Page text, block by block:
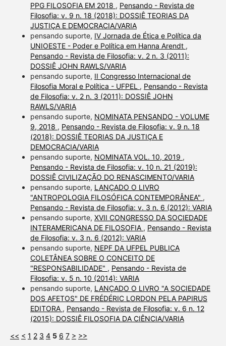
PPG FILOSOFIA EM 2018 , Pensando - Revista de
Filosofia: v. 9 n. 18 (2018): DOSSIÊ TEORIAS DA
JUSTIÇA E DEMOCRACIA/VARIA
pensando suporte, IV Jornada de Ética e Política da
UNIOESTE - Poder e Política em Hanna Arendt ,
Pensando - Revista de Filosofia: v. 2 n. 3 (2011):
DOSSIÊ JOHN RAWLS/VARIA
pensando suporte, II Congresso Internacional de
Filosofia Moral e Política - UFPEL , Pensando - Revista
de Filosofia: v. 2 n. 3 (2011): DOSSIÊ JOHN
RAWLS/VARIA
pensando suporte, NOMINATA PENSANDO - VOLUME
9, 2018 , Pensando - Revista de Filosofia: v. 9 n. 18
(2018): DOSSIÊ TEORIAS DA JUSTIÇA E
DEMOCRACIA/VARIA
pensando suporte, NOMINATA VOL. 10, 2019 ,
Pensando - Revista de Filosofia: v. 10 n. 21 (2019):
DOSSIÊ CIVILIZAÇÃO DO RENASCIMENTO/VARIA
pensando suporte, LANÇADO O LIVRO
"ANTROPOLOGIA FILOSÓFICA CONTEMPORÂNEA" ,
Pensando - Revista de Filosofia: v. 3 n. 6 (2012): VARIA
pensando suporte, XVII CONGRESSO DA SOCIEDADE
INTERAMERICANA DE FILOSOFIA , Pensando - Revista
de Filosofia: v. 3 n. 6 (2012): VARIA
pensando suporte, NEPF DA UFPEL PUBLICA
COLETÂNEA SOBRE O CONCEITO DE
"RESPONSABILIDADE" , Pensando - Revista de
Filosofia: v. 5 n. 10 (2014): VARIA
pensando suporte, LANÇADO O LIVRO "A SOCIEDADE
DOS AFETOS" DE FRÉDÉRIC LORDON PELA PAPIRUS
EDITORA , Pensando - Revista de Filosofia: v. 6 n. 12
(2015): DOSSIÊ FILOSOFIA DA CIÊNCIA/VARIA
<< < 1 2 3 4 5 6 7 > >>